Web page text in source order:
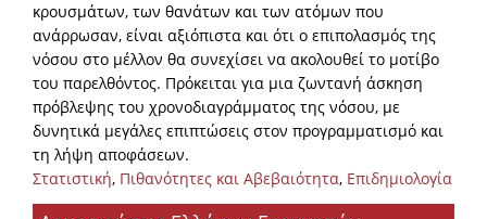
κρουσμάτων, των θανάτων και των ατόμων που
ανάρρωσαν, είναι αξιόπιστα και ότι ο επιπολασμός της
νόσου στο μέλλον θα συνεχίσει να ακολουθεί το μοτίβο
του παρελθόντος. Πρόκειται για μια ζωντανή άσκηση
πρόβλεψης του χρονοδιαγράμματος της νόσου, με
δυνητικά μεγάλες επιπτώσεις στον προγραμματισμό και
τη λήψη αποφάσεων.
Στατιστική, Πιθανότητες και Αβεβαιότητα, Επιδημιολογία